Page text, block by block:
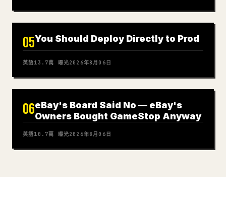
05You Should Deploy Directly to Prod
英語13.7萬 曝光2026年8月06日
06eBay's Board Said No — eBay's
Owners Bought GameStop Anyway
英語10.7萬 曝光2026年8月06日